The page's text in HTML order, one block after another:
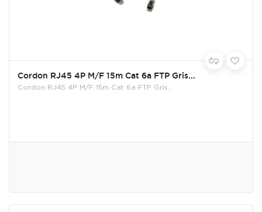
Cordon RJ45 4P M/F 15m Cat 6a FTP Gris...
Cordon RJ45 4P M/F 15m Cat 6a FTP Gris...